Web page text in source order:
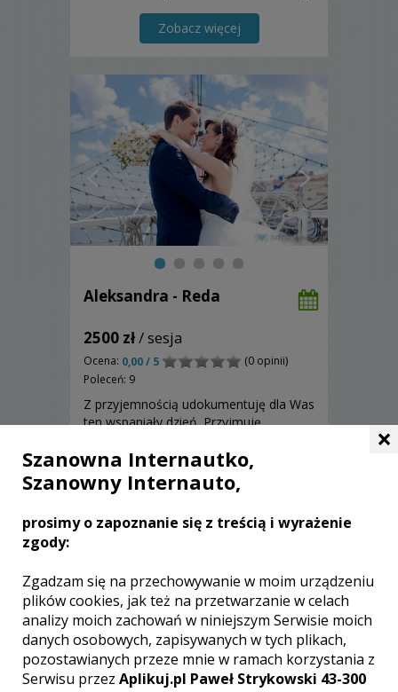
ślubną, okolicznościową oraz imprez
masowych. W każdy projekt wkładamy
Zobacz więcej
Aleksandra - Reda
2500 zł/ sesja
Ocena: 0,00 / 5
(0 opinii)
Poleceń: 9
Z przyjemnością udokumentuję dla Was
ten wspaniały dzień. Przyjmuję
Zapraszam!
Zobacz więcej
×
Szanowna Internautko,
Szanowny Internauto,
prosimy o zapoznanie się z treścią i wyrażenie
zgody:
Zgadzam się na przechowywanie w moim urządzeniu
plików cookies, jak też na przetwarzanie w celach
analizy moich zachowań w niniejszym Serwisie moich
danych osobowych, zapisywanych w tych plikach,
pozostawianych przeze mnie w ramach korzystania z
Serwisu przez Aplikuj.pl Paweł Strykowski 43-300